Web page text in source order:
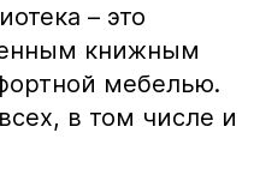
– это
книжным
мебелью.
в том числе и